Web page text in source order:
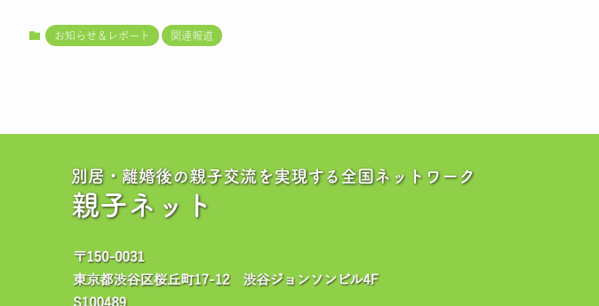
お知らせ＆レポート 関連報道
別居・離婚後の親子交流を実現する全国ネットワーク
親子ネット